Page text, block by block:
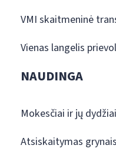
VMI skaitmeninė
Vienas langelis
NAUDINGA
Mokesčiai ir jų dydžiai
Atsiskaitymas